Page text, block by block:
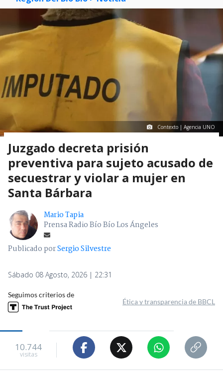
Contexto | Agencia UNO
Juzgado decreta prisión
preventiva para sujeto acusado de
secuestrar y violar a mujer en
Santa Bárbara
Mario Tapia
Prensa Radio Bío Bío Los Ángeles
Publicado porSergio Silvestre
Sábado 08 Agosto, 2026 | 22:31
Seguimos criterios de
Ética y transparencia de BBCL
10.744
visitas